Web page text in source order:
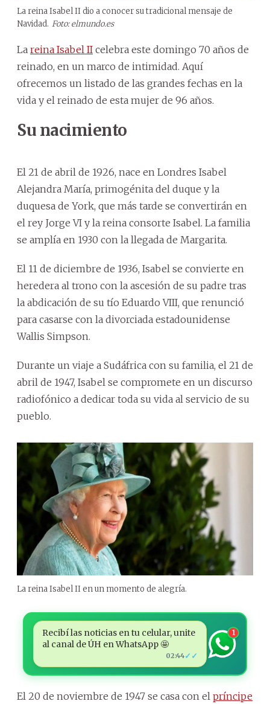
La reina Isabel II dio a conocer su tradicional mensaje de
Navidad. Foto: elmundo.es
La reina Isabel II celebra este domingo 70 años de
reinado, en un marco de intimidad. Aquí
ofrecemos un listado de las grandes fechas en la
vida y el reinado de esta mujer de 96 años.
Su nacimiento
El 21 de abril de 1926, nace en Londres Isabel
Alejandra María, primogénita del duque y la
duquesa de York, que más tarde se convertirán en
el rey Jorge VI y la reina consorte Isabel. La familia
se amplía en 1930 con la llegada de Margarita.
El 11 de diciembre de 1936, Isabel se convierte en
heredera al trono con la ascesión de su padre tras
la abdicación de su tío Eduardo VIII, que renunció
para casarse con la divorciada estadounidense
Wallis Simpson.
Durante un viaje a Sudáfrica con su familia, el 21 de
abril de 1947, Isabel se compromete en un discurso
radiofónico a dedicar toda su vida al servicio de su
pueblo.
La reina Isabel II en un momento de alegría.
Recibí las noticias en tu celular, unite
al canal de ÚH en WhatsApp 🤩
02:44✓✓
1
El 20 de noviembre de 1947 se casa con el príncipe